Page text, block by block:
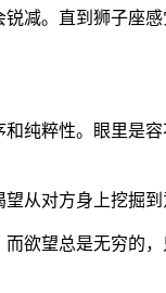
减。直到狮子座
纯粹性。眼里是
从对方身上挖掘
欲望总是无穷的